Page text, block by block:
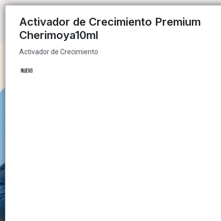
Activador de Crecimiento
Activador de Crecimiento Premium
Cherimoya10ml
Activador de Crecimiento